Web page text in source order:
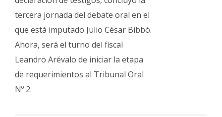
tercera jornada del debate oral en el
que está imputado Julio César Bibbó.
Ahora, será el turno del fiscal
Leandro Arévalo de iniciar la etapa
de requerimientos al Tribunal Oral
Nº 2.